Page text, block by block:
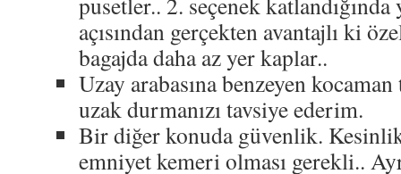
açısından gerçekten avantajlı ki
bagajda daha az yer kaplar..
Uzay arabasına benzeyen
uzak durmanızı tavsiye ederim.
Bir diğer konuda güvenlik.
emniyet kemeri olması gerekli..